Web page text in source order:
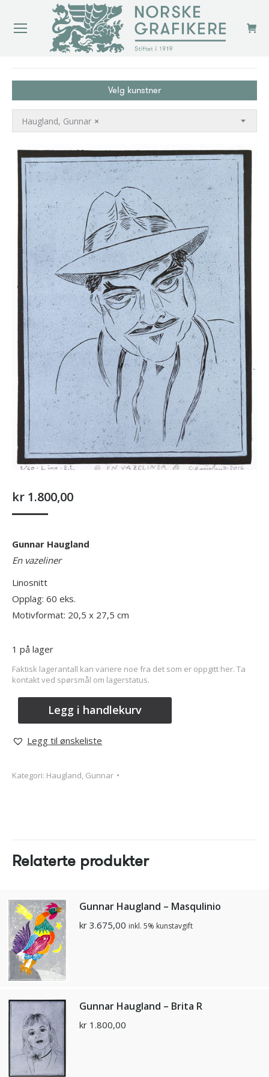
Velg kunstner
×
Haugland, Gunnar
kr 1.800,00
Gunnar Haugland
En vazeliner
Linosnitt
Opplag: 60 eks.
Motivformat: 20,5 x 27,5 cm
1 på lager
Faktisk lagerantall kan variere noe fra det som er oppgitt her. Ta
kontakt ved spørsmål om lagerstatus.
Legg i handlekurv
Legg til ønskeliste
Kategori: Haugland, Gunnar
Relaterte produkter
Gunnar Haugland – Masqulinio
kr 3.675,00 inkl. 5% kunstavgift
Gunnar Haugland – Brita R
kr 1.800,00